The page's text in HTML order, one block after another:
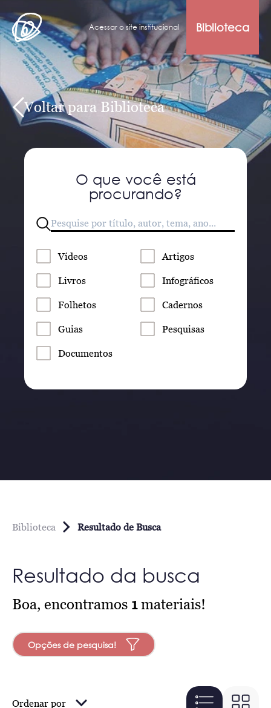
Acessar o site institucional Biblioteca
Voltar para Biblioteca
O que você está
procurando?
Vídeos Artigos
Livros Infográficos
Folhetos Cadernos
Guias Pesquisas
Documentos
Biblioteca Resultado de Busca
Resultado da busca
Boa, encontramos 1materiais!
Opções de pesquisa!
Ordenar por